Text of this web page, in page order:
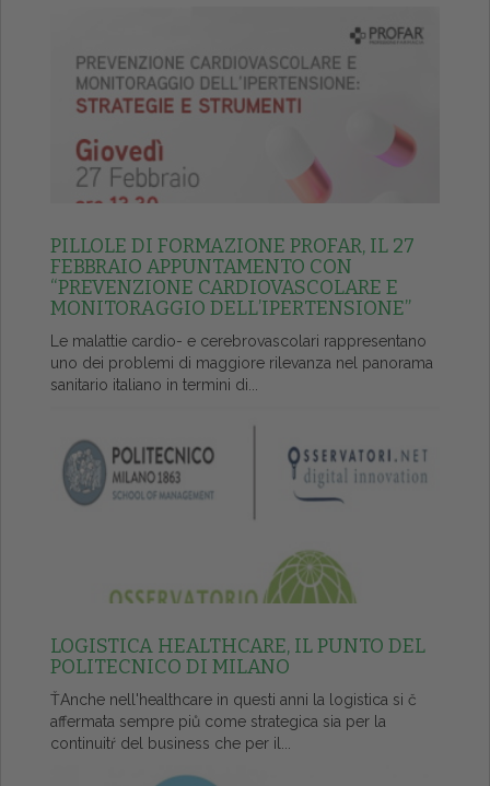
PILLOLE DI FORMAZIONE PROFAR, IL 27
FEBBRAIO APPUNTAMENTO CON
“PREVENZIONE CARDIOVASCOLARE E
MONITORAGGIO DELL’IPERTENSIONE”
Le malattie cardio- e cerebrovascolari rappresentano
uno dei problemi di maggiore rilevanza nel panorama
sanitario italiano in termini di...
LOGISTICA HEALTHCARE, IL PUNTO DEL
POLITECNICO DI MILANO
ŤAnche nell'healthcare in questi anni la logistica si č
affermata sempre piů come strategica sia per la
continuitŕ del business che per il...